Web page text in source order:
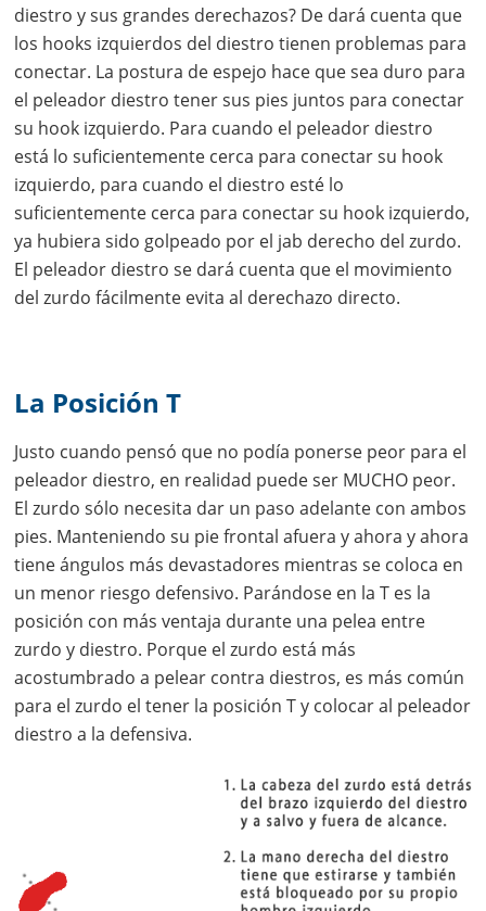
diestro y sus grandes derechazos? De dará cuenta que
los hooks izquierdos del diestro tienen problemas para
conectar. La postura de espejo hace que sea duro para
el peleador diestro tener sus pies juntos para conectar
su hook izquierdo. Para cuando el peleador diestro
está lo suficientemente cerca para conectar su hook
izquierdo, para cuando el diestro esté lo
suficientemente cerca para conectar su hook izquierdo,
ya hubiera sido golpeado por el jab derecho del zurdo.
El peleador diestro se dará cuenta que el movimiento
del zurdo fácilmente evita al derechazo directo.
La Posición T
Justo cuando pensó que no podía ponerse peor para el
peleador diestro, en realidad puede ser MUCHO peor.
El zurdo sólo necesita dar un paso adelante con ambos
pies. Manteniendo su pie frontal afuera y ahora y ahora
tiene ángulos más devastadores mientras se coloca en
un menor riesgo defensivo. Parándose en la T es la
posición con más ventaja durante una pelea entre
zurdo y diestro. Porque el zurdo está más
acostumbrado a pelear contra diestros, es más común
para el zurdo el tener la posición T y colocar al peleador
diestro a la defensiva.